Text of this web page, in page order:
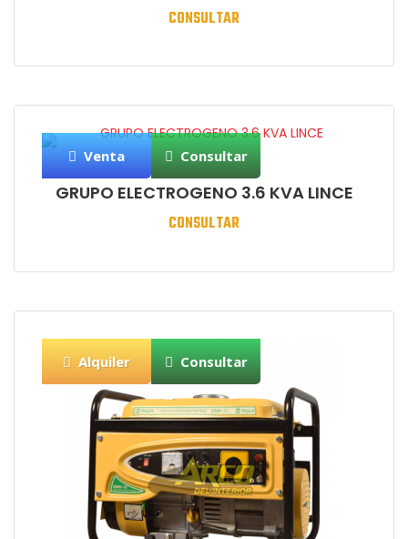
CONSULTAR
Venta Consultar
GRUPO ELECTROGENO 3.6 KVA LINCE
CONSULTAR
Alquiler Consultar